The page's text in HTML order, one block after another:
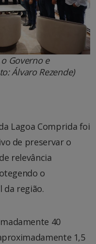
Governo e
Álvaro Rezende)
Lagoa Comprida foi
de preservar o
relevância
o
região.
40
1,5